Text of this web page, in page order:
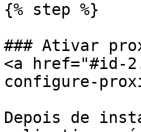
{% step %}
### Ativar
<a href="#id-
configure-
Depois de